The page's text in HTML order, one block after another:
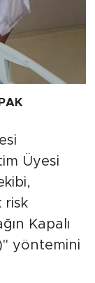
Üyesi
risk
Kapalı
yöntemini